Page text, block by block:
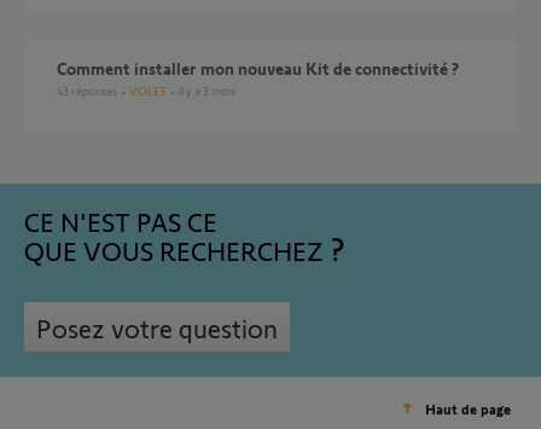
Comment installer mon nouveau Kit de connectivité ?
43 réponses VOLET il y a 3 mois
CE N'EST PAS CE
QUE VOUS RECHERCHEZ
Posez votre question
Haut de page